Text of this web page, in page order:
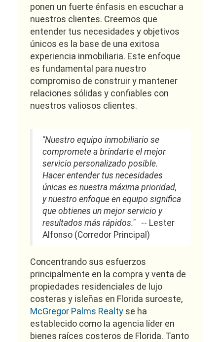
ponen un fuerte énfasis en escuchar a
nuestros clientes. Creemos que
entender tus necesidades y objetivos
únicos es la base de una exitosa
experiencia inmobiliaria. Este enfoque
es fundamental para nuestro
compromiso de construir y mantener
relaciones sólidas y confiables con
nuestros valiosos clientes.
"Nuestro equipo inmobiliario se
compromete a brindarte el mejor
servicio personalizado posible.
Hacer entender tus necesidades
únicas es nuestra máxima prioridad,
y nuestro enfoque en equipo significa
que obtienes un mejor servicio y
resultados más rápidos." -- Lester
Alfonso (Corredor Principal)
Concentrando sus esfuerzos
principalmente en la compra y venta de
propiedades residenciales de lujo
costeras y isleñas en Florida suroeste,
McGregor Palms Realtyse ha
establecido como la agencia líder en
bienes raíces costeros de Florida. Tanto